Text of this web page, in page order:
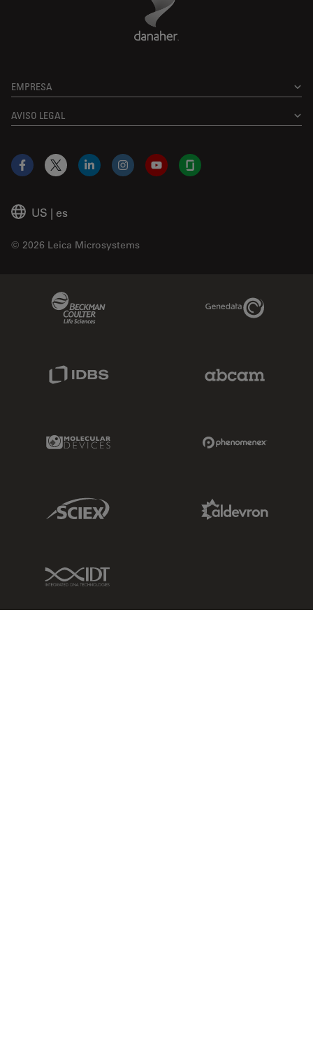
EMPRESA
AVISO LEGAL
US | es
© 2026 Leica Microsystems
Facebook
X LinkedInInstagramYouTubeGlassdoor
Genedata Link
Molecular Devices Link
Sciex Link
IDT Link